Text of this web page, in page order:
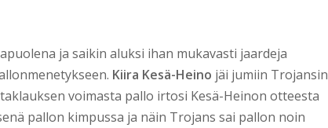
ja saikin aluksi ihan mukavasti jaardeja
Kiira Kesä-Heino jäi jumiin Trojansin
voimasta pallo irtosi Kesä-Heinon otteesta
pallon kimpussa ja näin Trojans sai pallon noin